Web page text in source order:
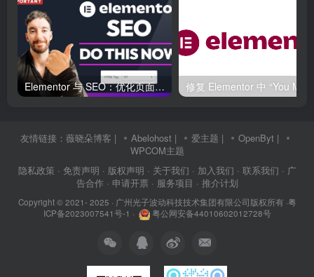
Elementor 与 SEO：优化页面结构和加载速度的最佳实践
友情链接： 薇晓朵博客 | Abelohost | 爱主题 | OpenByt |
WPCOM主题
隐私政策 · 免责声明 · 版权声明 · 关于我们 · 加入我们 · 联系我们 · 广
告合作 · 申请开票 · 服务项目 · 推介计划
Copyright © 2021- 2025 · 广州光子波动科技技术集团有限公司版权所有·粤
ICP备2023007541号-1 · 粤公网安备44010602012728号